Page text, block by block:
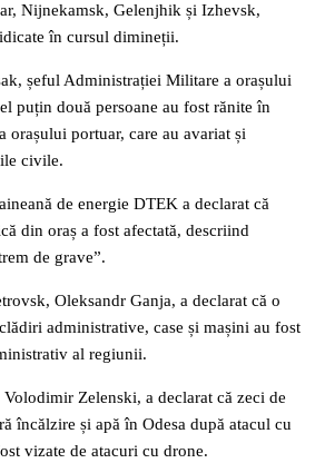
Nijnekamsk, Gelenjhik și Izhevsk,
în cursul dimineții.
șeful Administrației Militare a orașului
puțin două persoane au fost rănite în
orașului portuar, care au avariat și
civile.
de energie DTEK a declarat că
din oraș a fost afectată, descriind
de grave”.
Oleksandr Ganja, a declarat că o
administrative, case și mașini au fost
al regiunii.
Zelenski, a declarat că zeci de
încălzire și apă în Odesa după atacul cu
vizate de atacuri cu drone.